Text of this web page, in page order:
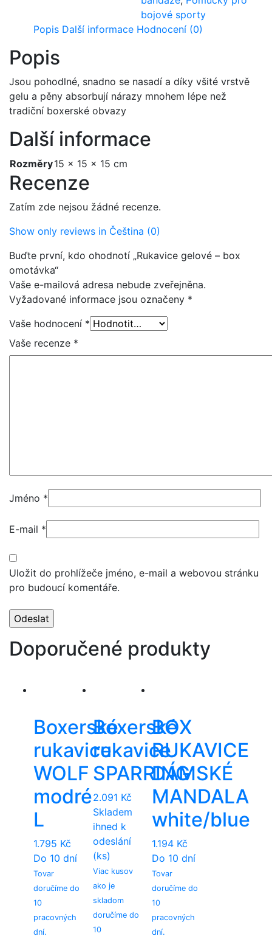
bojové sporty
Popis Další informace Hodnocení (0)
Popis
Jsou pohodlné, snadno se nasadí a díky všité vrstvě
gelu a pěny absorbují nárazy mnohem lépe než
tradiční boxerské obvazy
Další informace
Rozměry15 × 15 × 15 cm
Recenze
Zatím zde nejsou žádné recenze.
Show only reviews in Čeština (0)
Buďte první, kdo ohodnotí „Rukavice gelové – box
omotávka“
Vaše e-mailová adresa nebude zveřejněna.
Vyžadované informace jsou označeny *
Vaše hodnocení *
Vaše recenze *
Jméno *
E-mail *
Uložit do prohlížeče jméno, e-mail a webovou stránku
pro budoucí komentáře.
Doporučené produkty
Boxerské
rukavice
WOLF
modré
L
1.795 Kč
Do 10 dní
Tovar
doručíme do
10
pracovných
dní.
Boxerské
rukavice
SPARRING
2.091 Kč
Skladem
ihned k
odeslání
(ks)
Viac kusov
ako je
skladom
doručíme do
10
BOX
RUKAVICE
DÁMSKÉ
MANDALA
white/blue
1.194 Kč
Do 10 dní
Tovar
doručíme do
10
pracovných
dní.